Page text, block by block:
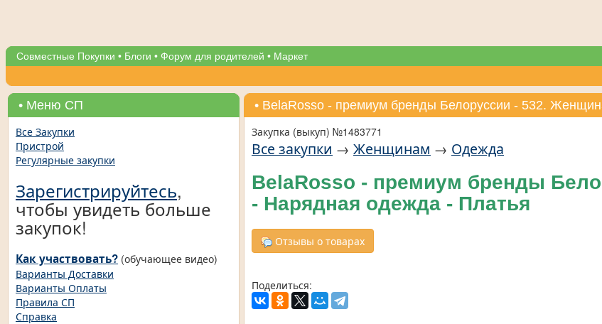
Совместные Покупки • Блоги • Форум для родителей • Маркет
• Меню СП
Все Закупки
Пристрой
Регулярные закупки
Зарегистрируйтесь,
чтобы увидеть больше
закупок!
Как участвовать? (обучающее видео)
Варианты Доставки
Варианты Оплаты
Правила СП
Справка
• BelaRosso - премиум бренды Белоруссии - 532.
Закупка (выкуп) №1483771
Все закупки → Женщинам → Одежда
BelaRosso - премиум бренды
- Нарядная одежда - Платья
Отзывы о товарах
Поделиться: